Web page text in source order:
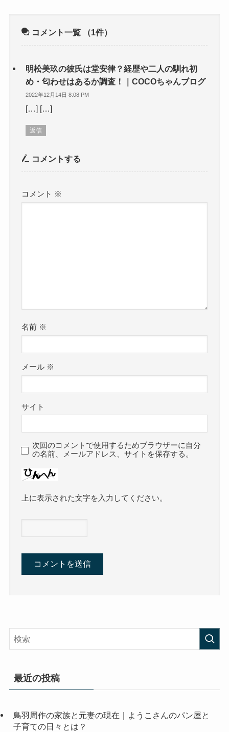
コメント一覧 （1件）
明松美玖の彼氏は堂安律？経歴や二人の馴れ初
め・匂わせはあるか調査！｜COCOちゃんブログ
2022年12月14日 8:08 PM
[…] […]
返信
コメントする
コメント ※
名前 ※
メール ※
サイト
次回のコメントで使用するためブラウザーに自分
の名前、メールアドレス、サイトを保存する。
上に表示された文字を入力してください。
最近の投稿
鳥羽周作の家族と元妻の現在｜ようこさんのパン屋と
子育ての日々とは？